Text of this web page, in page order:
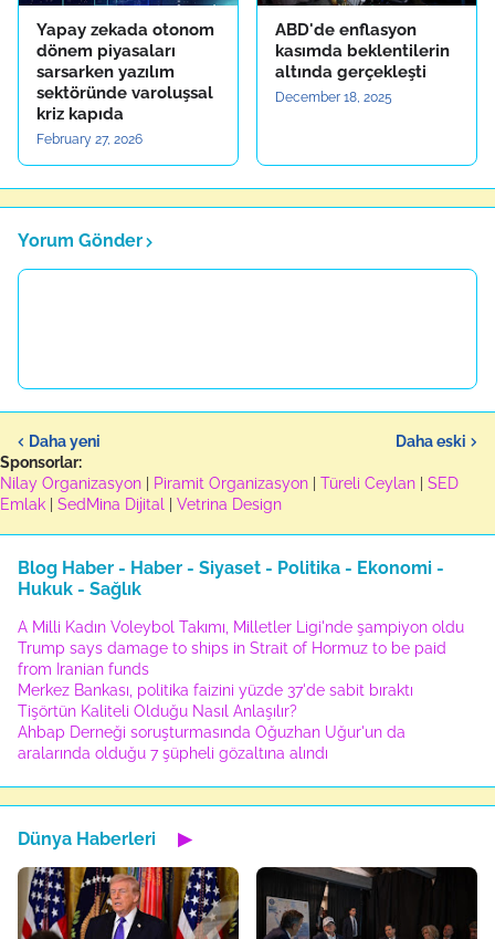
Yapay zekada otonom
dönem piyasaları
sarsarken yazılım
sektöründe varoluşsal
kriz kapıda
February 27, 2026
ABD'de enflasyon
kasımda beklentilerin
altında gerçekleşti
December 18, 2025
Yorum Gönder
Daha yeni
Daha eski
Sponsorlar:
Nilay Organizasyon
Piramit Organizasyon Türeli Ceylan
SED
Emlak
SedMina Dijital Vetrina Design
Blog Haber - Haber - Siyaset - Politika - Ekonomi -
Hukuk - Sağlık
A Milli Kadın Voleybol Takımı, Milletler Ligi'nde şampiyon oldu
Trump says damage to ships in Strait of Hormuz to be paid
from Iranian funds
Merkez Bankası, politika faizini yüzde 37'de sabit bıraktı
Tişörtün Kaliteli Olduğu Nasıl Anlaşılır?
Ahbap Derneği soruşturmasında Oğuzhan Uğur'un da
aralarında olduğu 7 şüpheli gözaltına alındı
Dünya Haberleri ▶